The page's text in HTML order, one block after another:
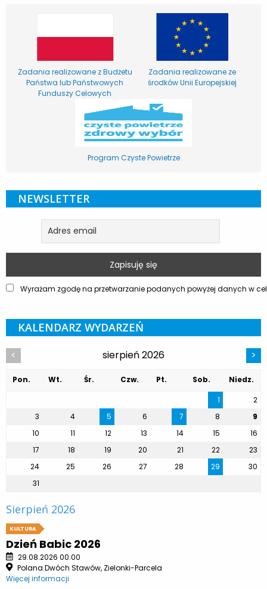
Zadania realizowane z Budżetu
Państwa lub Państwowych
Funduszy Celowych
Zadania realizowane ze
środków Unii Europejskiej
Program Czyste Powietrze
NEWSLETTER
Wyrażam zgodę na przetwarzanie podanych powyżej danych w
KALENDARZ WYDARZEŃ
< sierpień 2026 >
Pon. Wt. Śr. Czw. Pt. Sob.
Niedz.
1
2
3
4 5 6 7 8
9
10
11 12 13 14 15
16
17
18 19 20 21 22
23
24
25 26 27 28 29
30
31
Sierpień 2026
KULTURA
Dzień Babic 2026
29.08.2026 00:00
Polana Dwóch Stawów, Zielonki-Parcela
Więcej informacji